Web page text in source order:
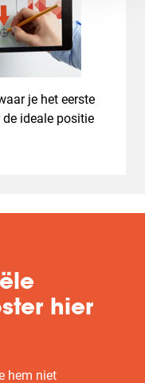
je het eerste
ideale positie
hier
hem niet